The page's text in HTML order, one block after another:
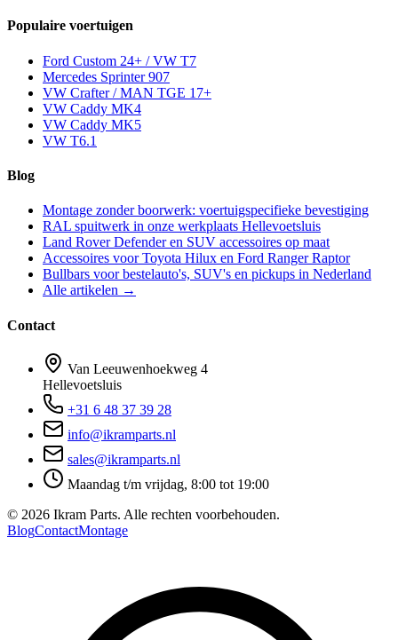
Populaire voertuigen
Ford Custom 24+ / VW T7
Mercedes Sprinter 907
VW Crafter / MAN TGE 17+
VW Caddy MK4
VW Caddy MK5
VW T6.1
Blog
Montage zonder boorwerk: voertuigspecifieke bevestiging
RAL spuitwerk in onze werkplaats Hellevoetsluis
Land Rover Defender en SUV accessoires op maat
Accessoires voor Toyota Hilux en Ford Ranger Raptor
Bullbars voor bestelauto's, SUV's en pickups in Nederland
Alle artikelen →
Contact
Van Leeuwenhoekweg 4
Hellevoetsluis
+31 6 48 37 39 28
info@ikramparts.nl
sales@ikramparts.nl
Maandag t/m vrijdag, 8:00 tot 19:00
© 2026 Ikram Parts. Alle rechten voorbehouden.
BlogContactMontage